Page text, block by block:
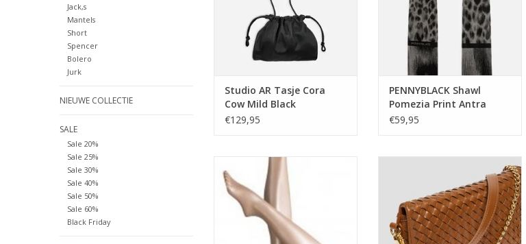
Jack,s
Mantels
Short
Spencer
Bolero
Jurk
NIEUWE COLLECTIE
SALE
Sale 20%
Sale 25%
Sale 30%
Sale 40%
Sale 50%
Sale 60%
Black Friday
Studio AR Tasje Cora
Cow Mild Black
€129,95
PENNYBLACK Shawl
Pomezia Print Antra
€59,95
Dunne huidskleur panty 3D
geweven waardoor hij extra sterk
is.
TOEVOEGEN AAN WINKELWAGEN
Model Fuxia Cognac
TOEVOEGEN AAN WINKELWAGEN